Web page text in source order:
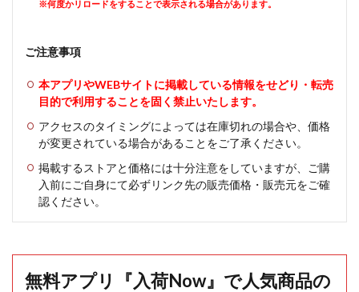
※何度かリロードをすることで表示される場合があります。
ご注意事項
本アプリやWEBサイトに掲載している情報をせどり・転売
目的で利用することを固く禁止いたします。
アクセスのタイミングによっては在庫切れの場合や、価格
が変更されている場合があることをご了承ください。
掲載するストアと価格には十分注意をしていますが、ご購
入前にご自身にて必ずリンク先の販売価格・販売元をご確
認ください。
無料アプリ『入荷Now』で人気商品の